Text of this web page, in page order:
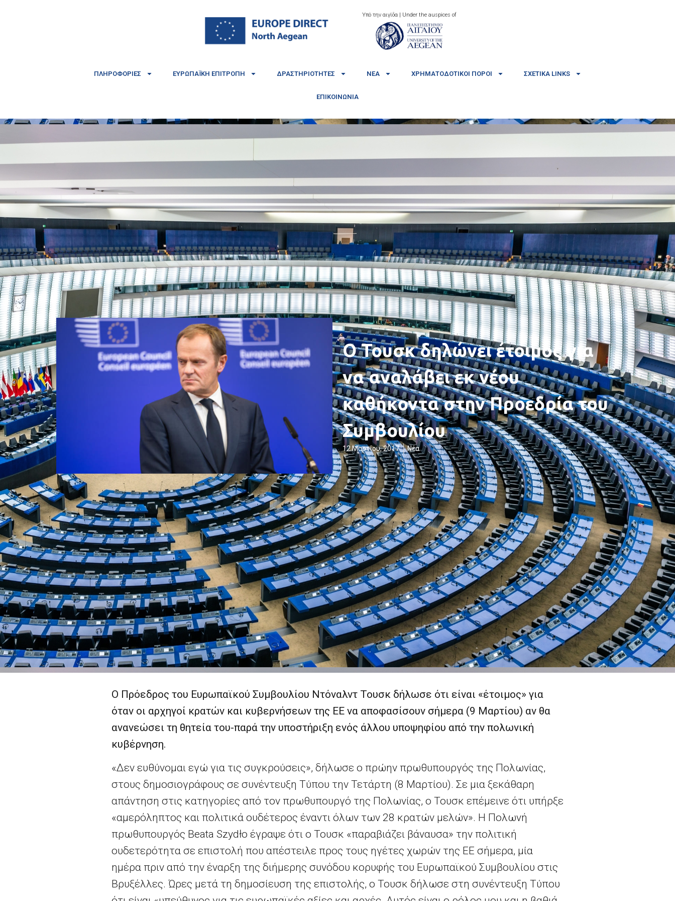
Υπό την αιγίδα | Under the auspices of
ΠΛΗΡΟΦΟΡΊΕΣ ΕΥΡΩΠΑΪΚΉ ΕΠΙΤΡΟΠΉ ΔΡΑΣΤΗΡΙΌΤΗΤΕΣ ΝΈΑ ΧΡΗΜΑΤΟΔΟΤΙΚΟΊ ΠΌΡΟΙ ΣΧΕΤΙΚΆ LINKS
ΕΠΙΚΟΙΝΩΝΊΑ
Ο Τουσκ δηλώνει έτοιμος για
να αναλάβει εκ νέου
καθήκοντα στην Προεδρία του
Συμβουλίου
12 Μαρτίου, 2017 Νέα
Ο Πρόεδρος του Ευρωπαϊκού Συμβουλίου Ντόναλντ Τουσκ δήλωσε ότι είναι «έτοιμος» για
όταν οι αρχηγοί κρατών και κυβερνήσεων της ΕΕ να αποφασίσουν σήμερα (9 Μαρτίου) αν θα
ανανεώσει τη θητεία του-παρά την υποστήριξη ενός άλλου υποψηφίου από την πολωνική
κυβέρνηση.
«Δεν ευθύνομαι εγώ για τις συγκρούσεις», δήλωσε ο πρώην πρωθυπουργός της Πολωνίας,
στους δημοσιογράφους σε συνέντευξη Τύπου την Τετάρτη (8 Μαρτίου). Σε μια ξεκάθαρη
απάντηση στις κατηγορίες από τον πρωθυπουργό της Πολωνίας, ο Τουσκ επέμεινε ότι υπήρξε
«αμερόληπτος και πολιτικά ουδέτερος έναντι όλων των 28 κρατών μελών». Η Πολωνή
πρωθυπουργός Beata Szydło έγραψε ότι ο Τουσκ «παραβιάζει βάναυσα» την πολιτική
ουδετερότητα σε επιστολή που απέστειλε προς τους ηγέτες χωρών της ΕΕ σήμερα, μία
ημέρα πριν από την έναρξη της διήμερης συνόδου κορυφής του Ευρωπαϊκού Συμβουλίου στις
Βρυξέλλες. Ώρες μετά τη δημοσίευση της επιστολής, ο Τουσκ δήλωσε στη συνέντευξη Τύπου